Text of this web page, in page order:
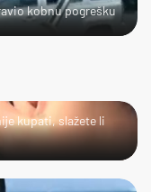
kobnu pogrešku
kupati, slažete li